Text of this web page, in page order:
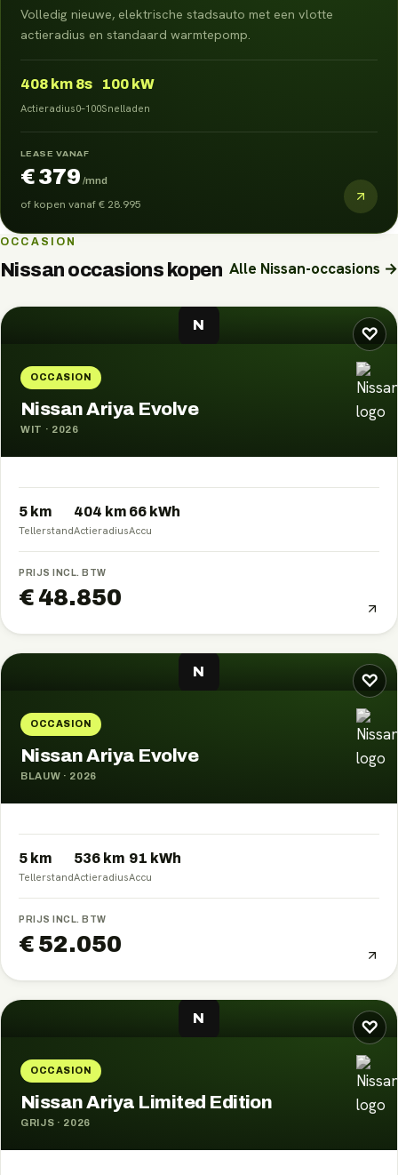
Volledig nieuwe, elektrische stadsauto met een vlotte
actieradius en standaard warmtepomp.
408 km
Actieradius
8s
0–100
100 kW
Snelladen
LEASE VANAF
€ 379 /mnd
of kopen vanaf€ 28.995
OCCASION
Nissan occasions kopen Alle Nissan-occasions →
♡
N
OCCASION
Nissan Ariya Evolve
WIT · 2026
5 km
Tellerstand
404 km
Actieradius
66 kWh
Accu
PRIJS INCL. BTW
€ 48.850
♡
N
OCCASION
Nissan Ariya Evolve
BLAUW · 2026
5 km
Tellerstand
536 km
Actieradius
91 kWh
Accu
PRIJS INCL. BTW
€ 52.050
♡
N
OCCASION
Nissan Ariya Limited Edition
GRIJS · 2026